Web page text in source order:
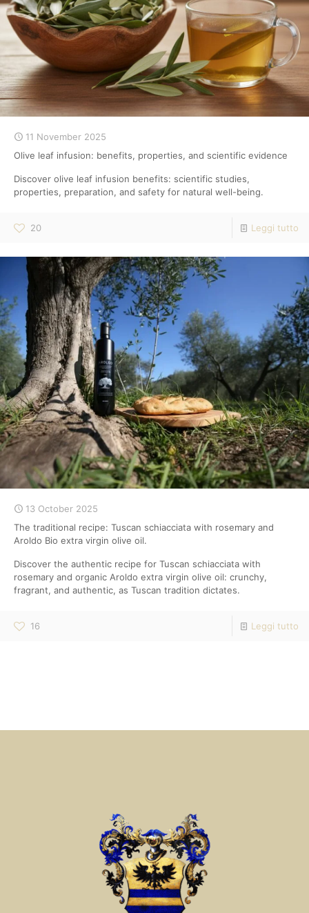
11 November 2025
Olive leaf infusion: benefits, properties, and scientific evidence
Discover olive leaf infusion benefits: scientific studies,
properties, preparation, and safety for natural well-being.
20 Leggi tutto
13 October 2025
The traditional recipe: Tuscan schiacciata with rosemary and
Aroldo Bio extra virgin olive oil.
Discover the authentic recipe for Tuscan schiacciata with
rosemary and organic Aroldo extra virgin olive oil: crunchy,
fragrant, and authentic, as Tuscan tradition dictates.
16 Leggi tutto